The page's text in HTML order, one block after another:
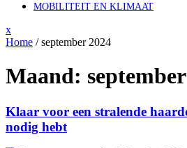
MOBILITEIT EN KLIMAAT
xClose
Menu
Home /september 2024
Maand:
Klaar voor een stralende
nodig hebt